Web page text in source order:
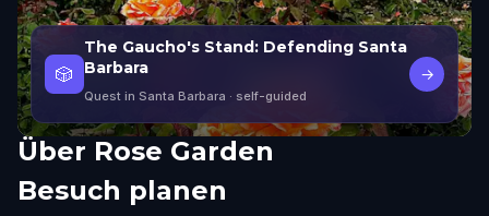
🎲
The Gaucho's Stand: Defending Santa
Barbara
Quest in Santa Barbara · self-guided
→
Über Rose Garden
Besuch planen